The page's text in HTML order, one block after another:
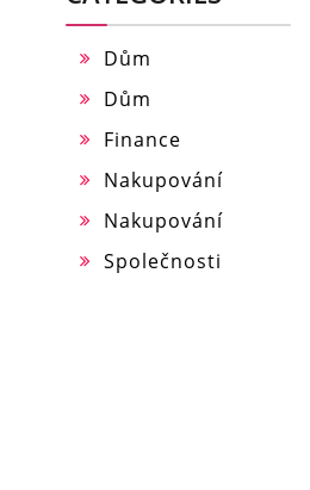
Dům
Dům
Finance
Nakupování
Nakupování
Společnosti